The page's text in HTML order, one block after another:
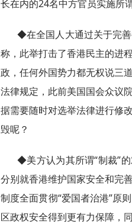
长在内的24名中方官员实施所谓
◆在全国人大通过关于完
称，此举打击了香港民主的进
政，任何外国势力都无权说三
法律规定，此前美国国会众议
据需要随时对选举法律进行修
毁呢？
◆美方认为其所谓“制裁”
分别就香港维护国家安全和完
制度全面贯彻“爱国者治港”原
区政权安全得到更有力保障，